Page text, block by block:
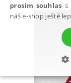
prosím souhlas s
náš e-shop ještě
NEZBYTNÉ